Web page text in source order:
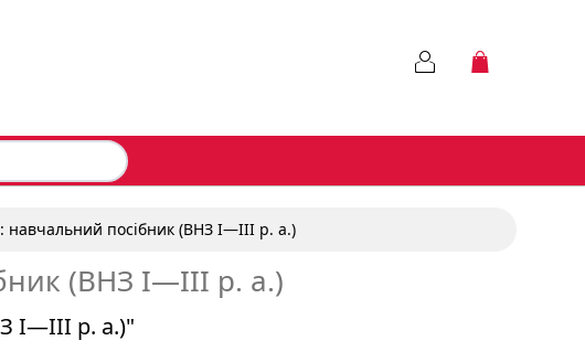
навчальний посібник (ВНЗ I—III р. а.)
(ВНЗ I—III р. а.)
I—III р. а.)"